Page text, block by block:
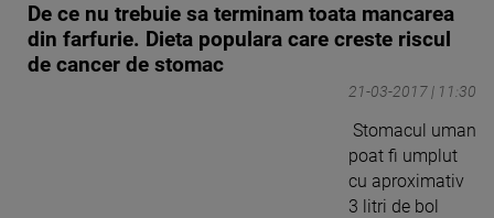
De ce nu trebuie sa terminam toata mancarea
din farfurie. Dieta populara care creste riscul
de cancer de stomac
21-03-2017 | 11:30
Stomacul uman
poat fi umplut
cu aproximativ
3 litri de bol